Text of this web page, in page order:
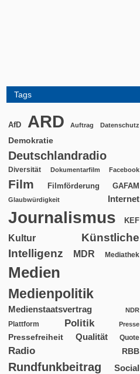
Tags
AfD ARD Auftrag Datenschutz
Demokratie
Deutschlandradio
Diversität Dokumentarfilm Facebook
Film Filmförderung GAFAM
Glaubwürdigkeit Internet
Journalismus KEF
Kultur
Künstliche
Intelligenz
MDR Mediathek
Medien
Medienpolitik
Medienstaatsvertrag NDR
Plattform Politik Presse
Pressefreiheit Qualität Quote
Radio RBB
Rundfunkbeitrag
Social